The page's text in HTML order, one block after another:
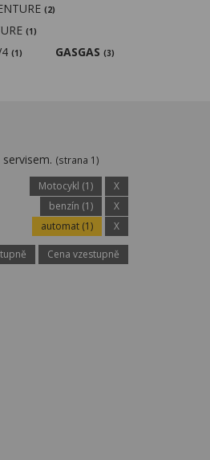
(2)
(1)
(1) GASGAS (3)
(strana 1)
Motocykl (1)
X
benzín (1)
X
automat (1)
X
Cena vzestupně